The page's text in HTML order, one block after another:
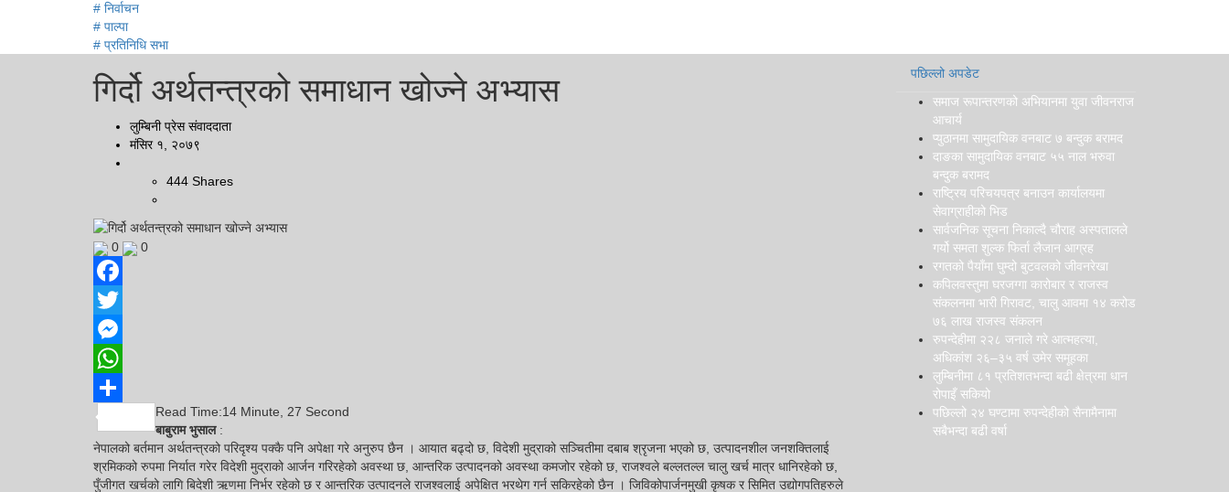
# निर्वाचन
# पाल्पा
# प्रतिनिधि सभा
गिर्दो अर्थतन्त्रको समाधान खोज्ने अभ्यास
लुम्बिनी प्रेस संवाददाता
मंसिर १, २०७९
444 Shares
0 0
Facebook
Twitter
Messenger
WhatsApp
Share
Read Time:14 Minute, 27 Second
बाबुराम भुसाल:
नेपालको बर्तमान अर्थतन्त्रको परिदृश्य पक्कै पनि अपेक्षा गरे अनुरुप छैन । आयात बढ्दो छ, विदेशी मुद्राको सञ्चितीमा दबाब श्रृजना भएको छ, उत्पादनशील जनशक्तिलाई
श्रमिकको रुपमा निर्यात गरेर विदेशी मुद्राको आर्जन गरिरहेको अवस्था छ, आन्तरिक उत्पादनको अवस्था कमजोर रहेको छ, राजश्वले बल्लतल्ल चालु खर्च मात्र धानिरहेको छ,
पुँजीगत खर्चको लागि बिदेशी ऋणमा निर्भर रहेको छ र आन्तरिक उत्पादनले राजश्वलाई अपेक्षित भरथेग गर्न सकिरहेको छैन । जिविकोपार्जनमुखी कृषक र सिमित उद्योगपतिहरुले
पछिल्लो अपडेट
समाज रूपान्तरणको अभियानमा युवा जीवनराज
आचार्य
प्युठानमा सामुदायिक वनबाट ७ बन्दुक बरामद
दाङका सामुदायिक वनबाट ५५ नाल भरुवा
बन्दुक बरामद
राष्ट्रिय परिचयपत्र बनाउन कार्यालयमा
सेवाग्राहीको भिड
सार्वजनिक सूचना निकाल्दै चौराह अस्पतालले
गर्यो समता शुल्क फिर्ता लैजान आग्रह
रगतको पैयाँमा घुम्दो बुटवलको जीवनरेखा
कपिलवस्तुमा घरजग्गा कारोबार र राजस्व
संकलनमा भारी गिरावट, चालु आवमा १४ करोड
७६ लाख राजस्व संकलन
रुपन्देहीमा २२८ जनाले गरे आत्महत्या,
अधिकांश २६–३५ वर्ष उमेर समूहका
लुम्बिनीमा ८१ प्रतिशतभन्दा बढी क्षेत्रमा धान
रोपाइँ सकियो
पछिल्लो २४ घण्टामा रुपन्देहीको सैनामैनामा
सबैभन्दा बढी वर्षा